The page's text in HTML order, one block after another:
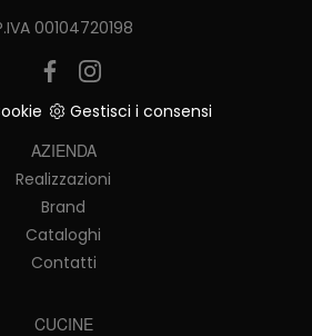
00104720198
Gestisci i consensi
AZIENDA
Realizzazioni
Brand
Cataloghi
Contatti
CUCINE